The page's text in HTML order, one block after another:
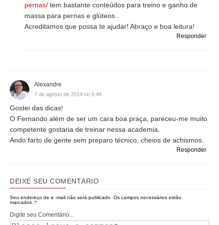
pernas/ tem bastante conteúdos para treino e ganho de
massa para pernas e glúteos..
Acreditamos que possa te ajudar! Abraço e boa leitura!
Responder
Alexandre
7 de agosto de 2014 no 6:48
Gostei das dicas!
O Fernando além de ser um cara boa praça, pareceu-me muito
competente gostaria de treinar nessa academia.
Ando farto de gente sem preparo técnico, cheios de achismos.
Responder
DEIXE SEU COMENTÁRIO
Seu endereço de e -mail não será publicado. Os campos necessários estão
marcados.. *
Digite seu Comentário...